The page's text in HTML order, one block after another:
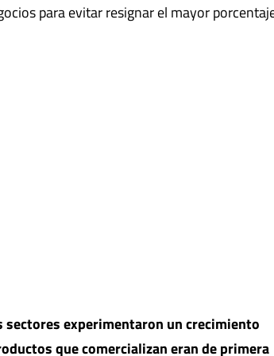
para evitar resignar el mayor
experimentaron un crecimiento
que comercializan eran de primera